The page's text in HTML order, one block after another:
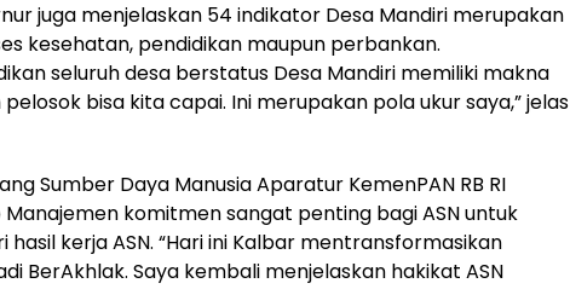
juga menjelaskan 54 indikator Desa Mandiri merupakan
kesehatan, pendidikan maupun perbankan.
seluruh desa berstatus Desa Mandiri memiliki makna
bisa kita capai. Ini merupakan pola ukur saya,” jelas
Sumber Daya Manusia Aparatur KemenPAN RB RI
komitmen sangat penting bagi ASN untuk
kerja ASN. “Hari ini Kalbar mentransformasikan
BerAkhlak. Saya kembali menjelaskan hakikat ASN